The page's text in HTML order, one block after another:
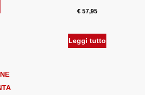
€57,95
Leggi tutto